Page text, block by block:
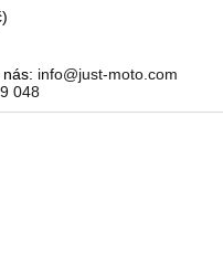
)
info@just-moto.com
048